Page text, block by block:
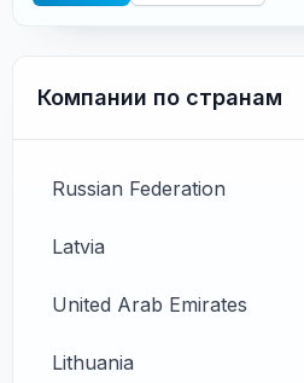
Компании по странам
Russian Federation
Latvia
United Arab Emirates
Lithuania